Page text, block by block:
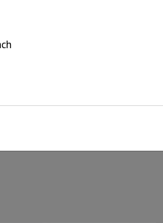
tekst, voor elk moment